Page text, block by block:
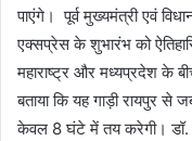
पाएंगे। पूर्व मुख्यमंत्री एवं
एक्सप्रेस के शुभारंभ को
महाराष्ट्र और मध्यप्रदेश के
बताया कि यह गाड़ी रायपुर
केवल 8 घंटे में तय करेगी। डॉ.